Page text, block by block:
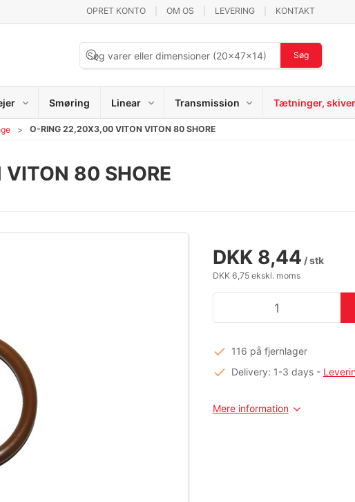
OPRET KONTO OM OS LEVERING KONTAKT
Søg
Smøring Linear Transmission Tætninger,
O-RING 22,20X3,00 VITON VITON 80 SHORE
80 SHORE
DKK 8,44 / stk
DKK 6,75 ekskl. moms
116 på fjernlager
Delivery: 1-3 days -
Mere information